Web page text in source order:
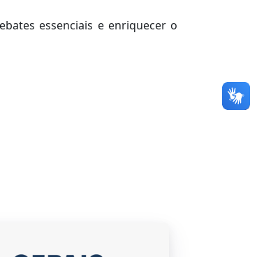
essenciais e enriquecer o